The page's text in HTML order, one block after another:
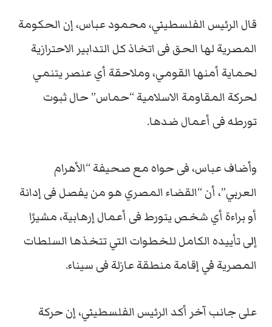
قال الرئيس الفلسطيني، محمود عباس، إن الحكومة
المصرية لها الحق فى اتخاذ كل التدابير الاحترازية
لحماية أمنها القومي، وملاحقة أي عنصر يتنمي
لحركة المقاومة الاسلامية “حماس” حال ثبوت
تورطه فى أعمال ضدها.
وأضاف عباس، فى حواه مع صحيفة “الأهرام
العربي”، أن “القضاء المصري هو من يفصل فى إدانة
أو براءة أي شخص يتورط فى أعمال إرهابية، مشيرًا
إلى تأييده الكامل للخطوات التي تتخذها السلطات
المصرية في إقامة منطقة عازلة فى سيناء.
على جانب آخر أكد الرئيس الفلسطيني، إن حركة